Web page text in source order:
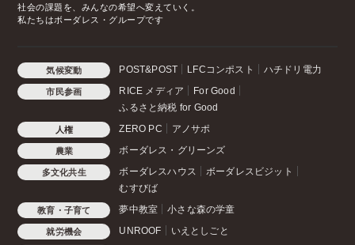
社会の課題を、みんなの希望へ変えていく。
私たちはボーダレス・グループです
気候変動 POST&POST LFCコンポスト ハチドリ電力
市民参画 RICE メディア
For Good
ふるさと納税 for Good
人権 ZERO PC アノサポ
農業 ボーダレス・グリーンズ
多文化共生 ボーダレスハウス
ボーダレスビジット
むすびば
教育・子育て 夢中教室 小さな森の学童
就労機会 UNROOF いえとしごと